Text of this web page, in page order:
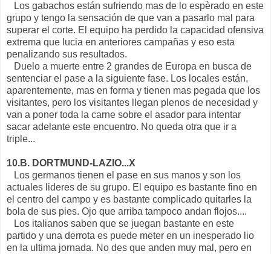
Los gabachos están sufriendo mas de lo espèrado en este
grupo y tengo la sensación de que van a pasarlo mal para
superar el corte. El equipo ha perdido la capacidad ofensiva
extrema que lucia en anteriores campañas y eso esta
penalizando sus resultados.
Duelo a muerte entre 2 grandes de Europa en busca de
sentenciar el pase a la siguiente fase. Los locales están,
aparentemente, mas en forma y tienen mas pegada que los
visitantes, pero los visitantes llegan plenos de necesidad y
van a poner toda la carne sobre el asador para intentar
sacar adelante este encuentro. No queda otra que ir a
triple...
10.B. DORTMUND-LAZIO...X
Los germanos tienen el pase en sus manos y son los
actuales lideres de su grupo. El equipo es bastante fino en
el centro del campo y es bastante complicado quitarles la
bola de sus pies. Ojo que arriba tampoco andan flojos....
Los italianos saben que se juegan bastante en este
partido y una derrota es puede meter en un inesperado lio
en la ultima jornada. No des que anden muy mal, pero en